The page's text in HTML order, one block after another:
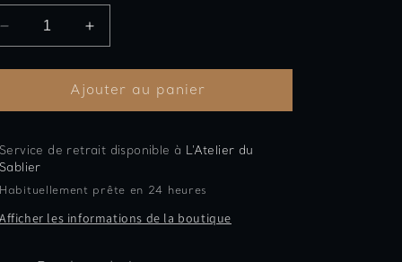
Réduire
la
quantité
Bague
bamboo
CHIMENTO
Augmenter
la
quantité
de
Bague
bamboo
Ajouter au panier
Service de retrait disponible à L'Atelier du
Sablier
Habituellement prête en 24 heures
Afficher les informations de la boutique